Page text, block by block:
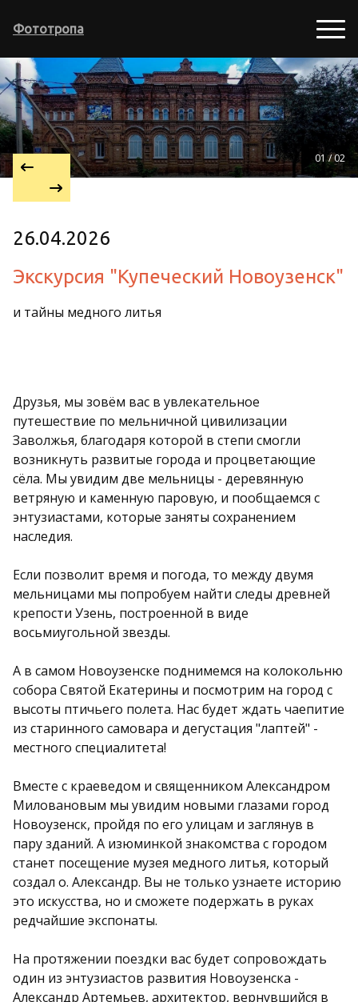
Фототропа
Экскурсия "Купеческий Новоузенск"
26.04.2026
и тайны медного литья
01 / 02
Друзья, мы зовём вас в увлекательное
путешествие по мельничной цивилизации
Заволжья, благодаря которой в степи смогли
возникнуть развитые города и процветающие
сёла. Мы увидим две мельницы - деревянную
ветряную и каменную паровую, и пообщаемся с
энтузиастами, которые заняты сохранением
наследия.
Если позволит время и погода, то между двумя
мельницами мы попробуем найти следы древней
крепости Узень, построенной в виде
восьмиугольной звезды.
А в самом Новоузенске поднимемся на колокольню
собора Святой Екатерины и посмотрим на город с
высоты птичьего полета. Нас будет ждать чаепитие
из старинного самовара и дегустация "лаптей" -
местного специалитета!
Вместе с краеведом и священником Александром
Миловановым мы увидим новыми глазами город
Новоузенск, пройдя по его улицам и заглянув в
пару зданий. А изюминкой знакомства с городом
станет посещение музея медного литья, который
создал о. Александр. Вы не только узнаете историю
это искусства, но и сможете подержать в руках
редчайшие экспонаты.
На протяжении поездки вас будет сопровождать
один из энтузиастов развития Новоузенска -
Александр Артемьев, архитектор, вернувшийся в